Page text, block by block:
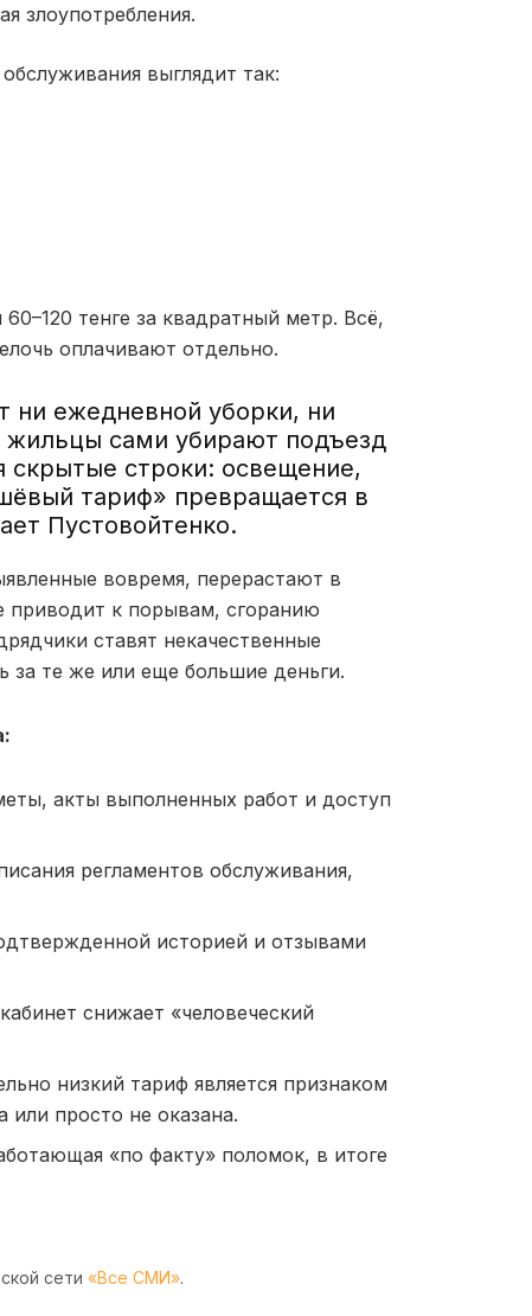
злоупотребления.
выглядит так:
тенге за квадратный метр. Всё,
оплачивают отдельно.
ни ежедневной уборки, ни
жильцы сами убирают подъезд
скрытые строки: освещение,
тариф» превращается в
Пустовойтенко.
вовремя, перерастают в
приводит к порывам, сгоранию
ставят некачественные
за те же или еще большие деньги.
акты выполненных работ и доступ
регламентов обслуживания,
историей и отзывами
снижает «человеческий
низкий тариф является признаком
или просто не оказана.
«по факту» поломок, в итоге
сети «Все СМИ».